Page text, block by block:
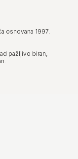
osnovana 1997.
pažljivo biran,